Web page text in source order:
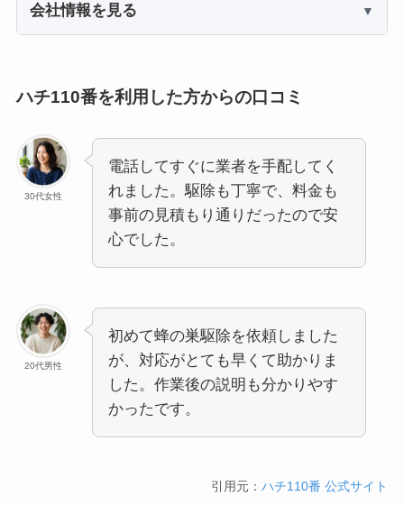
会社情報を見る
ハチ110番を利用した方からの口コミ
30代女性
電話してすぐに業者を手配してく
れました。駆除も丁寧で、料金も
事前の見積もり通りだったので安
心でした。
20代男性
初めて蜂の巣駆除を依頼しました
が、対応がとても早くて助かりま
した。作業後の説明も分かりやす
かったです。
引用元：ハチ110番 公式サイト